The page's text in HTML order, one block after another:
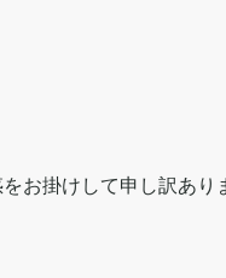
お掛けして申し訳あり